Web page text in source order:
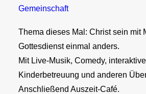
Gemeinschaft
Thema dieses Mal: Christ sein mit
Gottesdienst einmal anders.
Mit Live-Musik, Comedy,
Kinderbetreuung und anderen
Anschließend Auszeit-Café.